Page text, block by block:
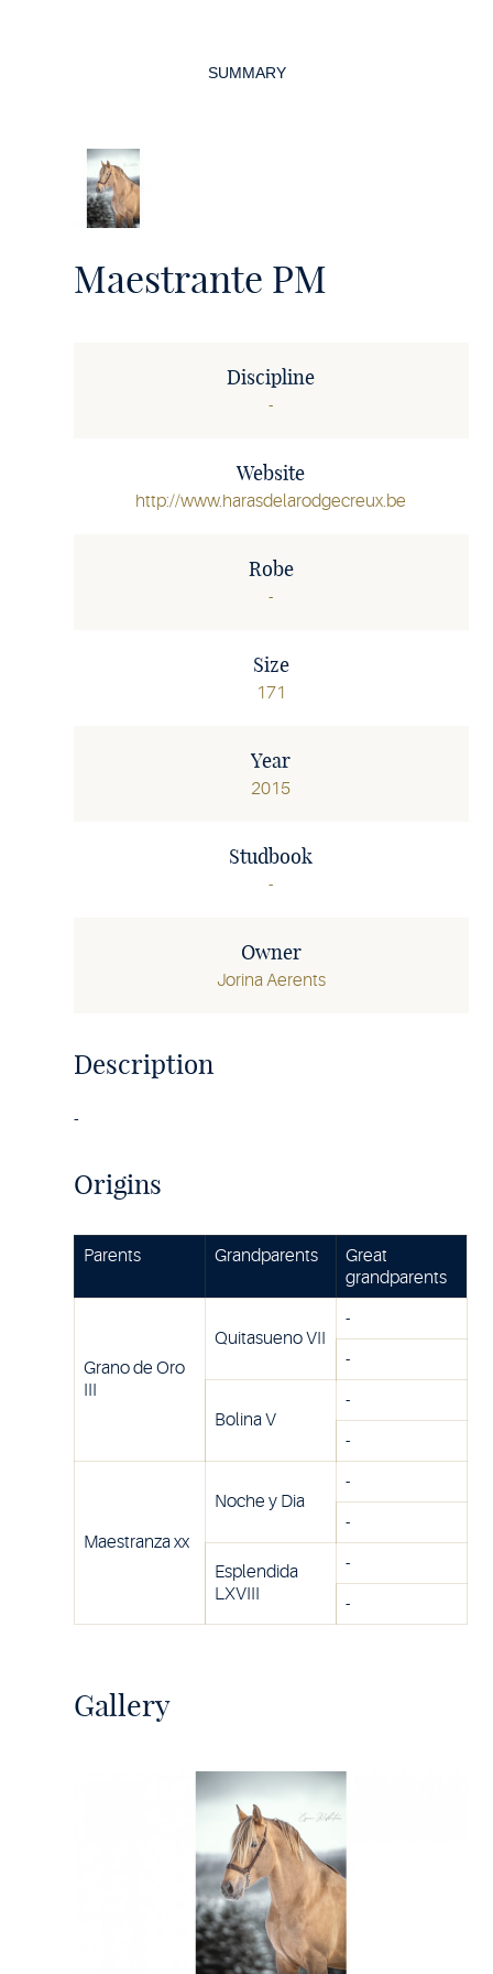
Maestrante PM
Discipline
-
Website
http://www.harasdelarodgecreux.be
Robe
-
Size
171
Year
2015
Studbook
-
Owner
Jorina Aerents
Description
-
Origins
Parents Grandparents
Great
grandparents
Grano de Oro
III
Quitasueno VII
-
-
Bolina V
-
-
Maestranza xx
Noche y Dia
-
-
Esplendida
LXVIII
-
-
Gallery
SUMMARY